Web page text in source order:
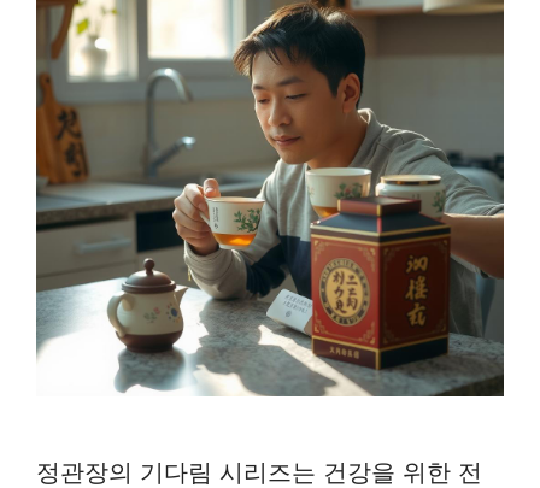
정관장의 기다림 시리즈는 건강을 위한 전